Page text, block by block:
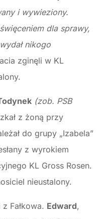
i wywieziony.
dla sprawy,
nikogo
zginęli w KL
(zob. PSB
z żoną przy
do grupy „Izabela”
z wyrokiem
KL Gross Rosen.
nieustalony.
Fałkowa. Edward,